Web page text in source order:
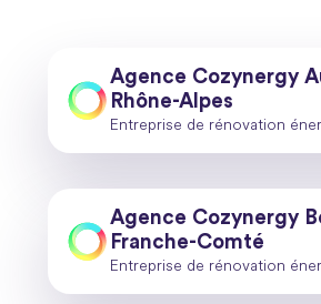
Agence Cozynergy
Rhône-Alpes
Entreprise de rénovation
Agence Cozynergy
Franche-Comté
Entreprise de rénovation